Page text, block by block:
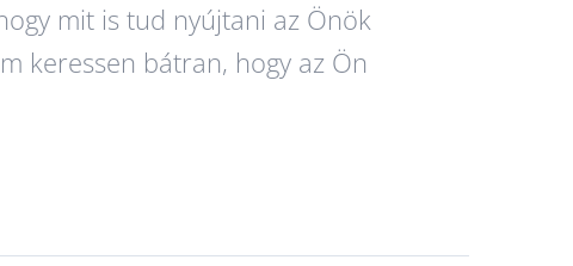
mit is tud nyújtani az Önök
keressen bátran, hogy az Ön